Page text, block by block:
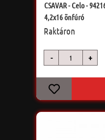
CSAVAR - Celo -
4,2x16 önfúró
Raktáron
- +